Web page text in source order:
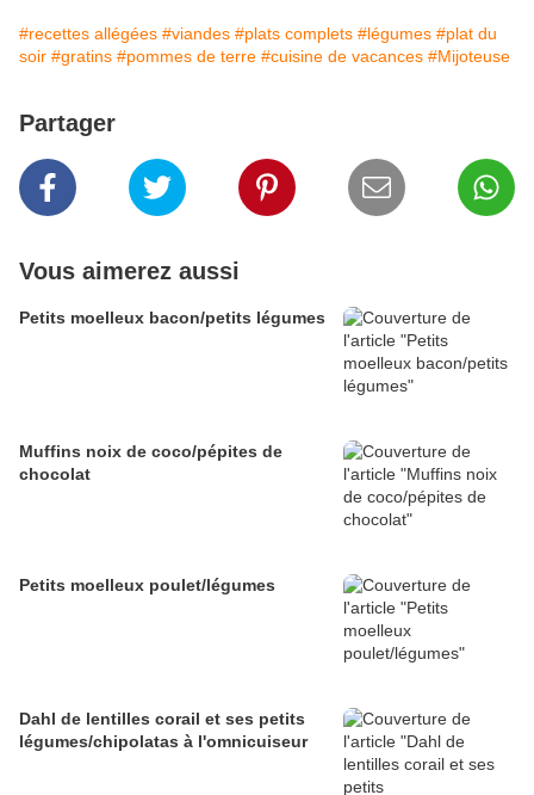
#recettes allégées #viandes #plats complets #légumes #plat du
soir #gratins #pommes de terre #cuisine de vacances #Mijoteuse
Partager
Vous aimerez aussi
Petits moelleux bacon/petits légumes
Muffins noix de coco/pépites de
chocolat
Petits moelleux poulet/légumes
Dahl de lentilles corail et ses petits
légumes/chipolatas à l'omnicuiseur